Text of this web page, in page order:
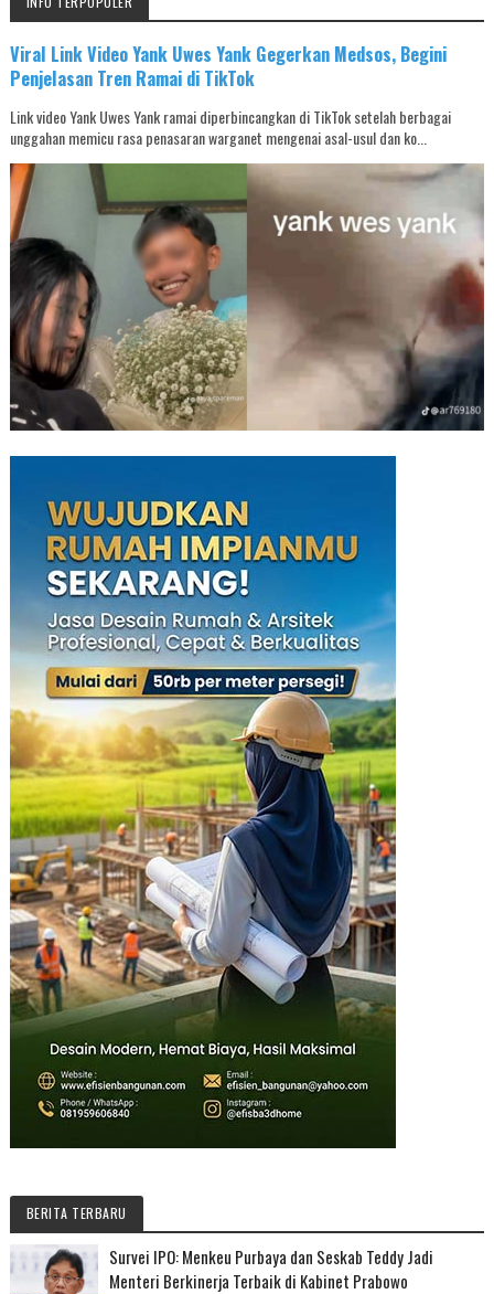
Viral Link Video Yank Uwes Yank Gegerkan Medsos, Begini
Penjelasan Tren Ramai di TikTok
Link video Yank Uwes Yank ramai diperbincangkan di TikTok setelah berbagai
unggahan memicu rasa penasaran warganet mengenai asal-usul dan ko...
BERITA TERBARU
Survei IPO: Menkeu Purbaya dan Seskab Teddy Jadi
Menteri Berkinerja Terbaik di Kabinet Prabowo